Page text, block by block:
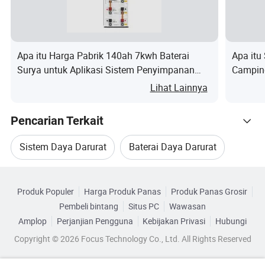
Skenario yang dapat digunakan
3.Catu daya penyimpanan energi rumah tangga
Parameter Produk
Apa itu Harga Pabrik 140ah 7kwh Baterai
Surya untuk Aplikasi Sistem Penyimpanan
Lihat Lainnya
Apa itu
Pencarian Terkait
Sistem Daya Darurat Baterai Daya Darurat
Modul Catu Daya Daya Darurat RoHS
Daya Darurat Mobil
Telusuri menurut Kategori
Produk Populer Harga Produk Panas
Produk Panas Grosir
Pembeli bintang
Situs PC
Wawasan
Amplop
Perjanjian Pengguna Kebijakan Privasi
Hubungi
Copyright © 2026 Focus Technology Co., Ltd. All Rights Reserved